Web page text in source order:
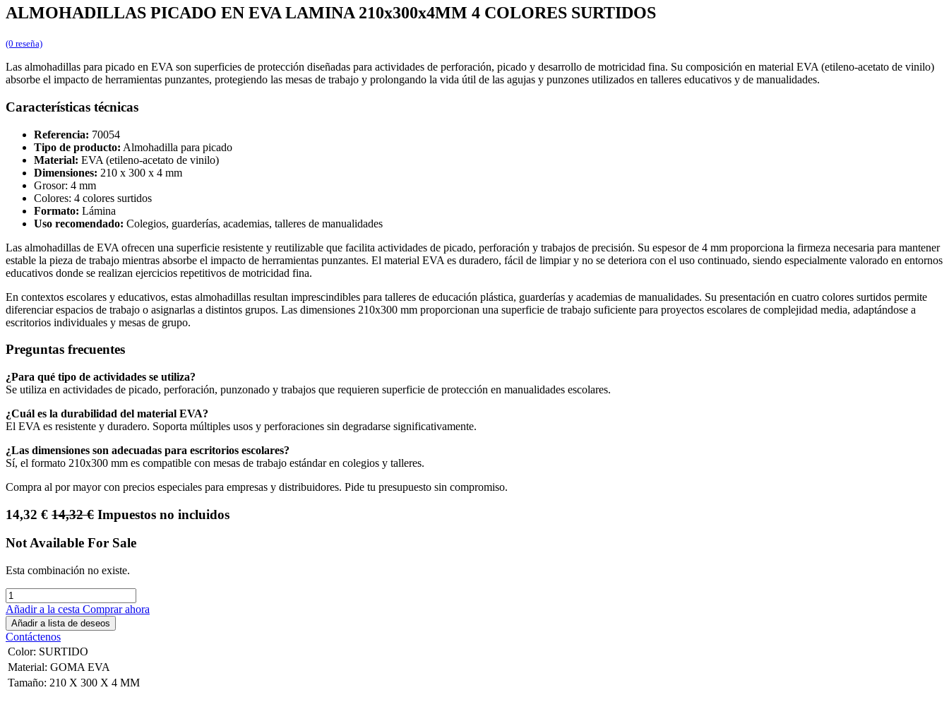
ALMOHADILLAS PICADO EN EVA LAMINA 210x300x4MM 4 COLORES SURTIDOS
(0 reseña)
Las almohadillas para picado en EVA son superficies de protección diseñadas para actividades de perforación, picado y desarrollo de motricidad fina. Su composición en material EVA (etileno-acetato de vinilo)
absorbe el impacto de herramientas punzantes, protegiendo las mesas de trabajo y prolongando la vida útil de las agujas y punzones utilizados en talleres educativos y de manualidades.
Características técnicas
Referencia: 70054
Tipo de producto: Almohadilla para picado
Material: EVA (etileno-acetato de vinilo)
Dimensiones: 210 x 300 x 4 mm
Grosor: 4 mm
Colores: 4 colores surtidos
Formato: Lámina
Uso recomendado: Colegios, guarderías, academias, talleres de manualidades
Las almohadillas de EVA ofrecen una superficie resistente y reutilizable que facilita actividades de picado, perforación y trabajos de precisión. Su espesor de 4 mm proporciona la firmeza necesaria para mantener
estable la pieza de trabajo mientras absorbe el impacto de herramientas punzantes. El material EVA es duradero, fácil de limpiar y no se deteriora con el uso continuado, siendo especialmente valorado en entornos
educativos donde se realizan ejercicios repetitivos de motricidad fina.
En contextos escolares y educativos, estas almohadillas resultan imprescindibles para talleres de educación plástica, guarderías y academias de manualidades. Su presentación en cuatro colores surtidos permite
diferenciar espacios de trabajo o asignarlas a distintos grupos. Las dimensiones 210x300 mm proporcionan una superficie de trabajo suficiente para proyectos escolares de complejidad media, adaptándose a
escritorios individuales y mesas de grupo.
Preguntas frecuentes
¿Para qué tipo de actividades se utiliza?
Se utiliza en actividades de picado, perforación, punzonado y trabajos que requieren superficie de protección en manualidades escolares.
¿Cuál es la durabilidad del material EVA?
El EVA es resistente y duradero. Soporta múltiples usos y perforaciones sin degradarse significativamente.
¿Las dimensiones son adecuadas para escritorios escolares?
Sí, el formato 210x300 mm es compatible con mesas de trabajo estándar en colegios y talleres.
Compra al por mayor con precios especiales para empresas y distribuidores. Pide tu presupuesto sin compromiso.
14,32 € 14,32€ Impuestos no incluidos
Not Available For Sale
Esta combinación no existe.
Añadir a la cesta Comprar ahora
Añadir a lista de deseos
Contáctenos
Color: SURTIDO
Material: GOMA EVA
Tamaño: 210 X 300 X 4 MM